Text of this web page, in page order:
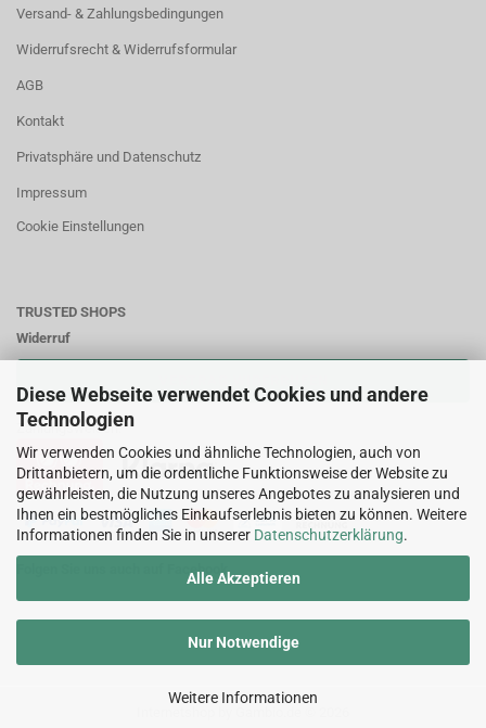
Diese Webseite verwendet Cookies und andere
Technologien
Wir verwenden Cookies und ähnliche Technologien, auch von
Drittanbietern, um die ordentliche Funktionsweise der Website zu
gewährleisten, die Nutzung unseres Angebotes zu analysieren und
Ihnen ein bestmögliches Einkaufserlebnis bieten zu können. Weitere
Informationen finden Sie in unserer Datenschutzerklärung.
Alle Akzeptieren
Nur Notwendige
Weitere Informationen
Versand- & Zahlungsbedingungen
Widerrufsrecht & Widerrufsformular
AGB
Kontakt
Privatsphäre und Datenschutz
Impressum
Cookie Einstellungen
TRUSTED SHOPS
Widerruf
Zahlungsweisen:
Folgen Sie uns auch auf Facebook